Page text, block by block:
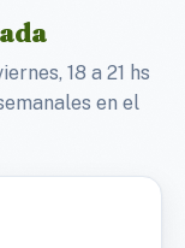
18 a 21 hs
en el